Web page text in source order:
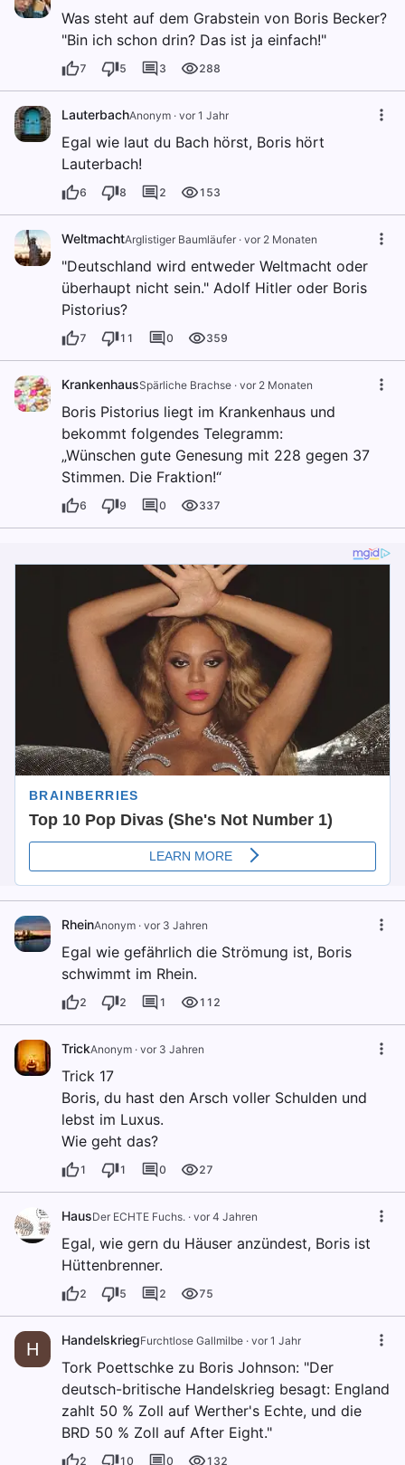
Was steht auf dem Grabstein von Boris Becker?
"Bin ich schon drin? Das ist ja einfach!"
7 5 3 288
LauterbachAnonym · vor 1 Jahr
Egal wie laut du Bach hörst, Boris hört
Lauterbach!
6 8 2 153
WeltmachtArglistiger Baumläufer · vor 2 Monaten
"Deutschland wird entweder Weltmacht oder
überhaupt nicht sein." Adolf Hitler oder Boris
Pistorius?
7 11 0 359
KrankenhausSpärliche Brachse · vor 2 Monaten
Boris Pistorius liegt im Krankenhaus und
bekommt folgendes Telegramm:
„Wünschen gute Genesung mit 228 gegen 37
Stimmen. Die Fraktion!“
6 9 0 337
RheinAnonym · vor 3 Jahren
Egal wie gefährlich die Strömung ist, Boris
schwimmt im Rhein.
2 2 1 112
TrickAnonym · vor 3 Jahren
Trick 17
Boris, du hast den Arsch voller Schulden und
lebst im Luxus.
Wie geht das?
1 1 0 27
HausDer ECHTE Fuchs. · vor 4 Jahren
Egal, wie gern du Häuser anzündest, Boris ist
Hüttenbrenner.
2 5 2 75
H HandelskriegFurchtlose Gallmilbe · vor 1 Jahr
Tork Poettschke zu Boris Johnson: "Der
deutsch-britische Handelskrieg besagt: England
zahlt 50 % Zoll auf Werther's Echte, und die
BRD 50 % Zoll auf After Eight."
2 10 0 132